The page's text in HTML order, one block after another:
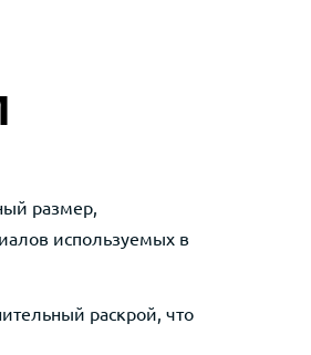
размер,
используемых в
раскрой, что